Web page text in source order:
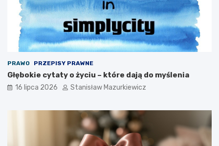
PRAWO PRZEPISY PRAWNE
Głębokie cytaty o życiu – które dają do myślenia
16 lipca 2026 Stanisław Mazurkiewicz